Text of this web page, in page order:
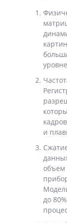
и
объем
до